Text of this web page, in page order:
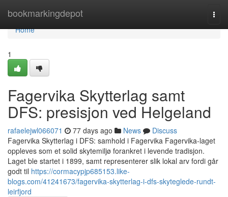
bookmarkingdepot
Home
Home
1
Fagervika Skytterlag samt
DFS: presisjon ved Helgeland
rafaelejwl066071 77 days ago News
Discuss
Fagervika Skytterlag i DFS: samhold i Fagervika Fagervika-laget
oppleves som et solid skytemiljø forankret i levende tradisjon.
Laget ble startet i 1899, samt representerer slik lokal arv fordi går
godt til https://cormacypjp685153.like-
blogs.com/41241673/fagervika-skytterlag-i-dfs-skyteglede-rundt-
leirfjord